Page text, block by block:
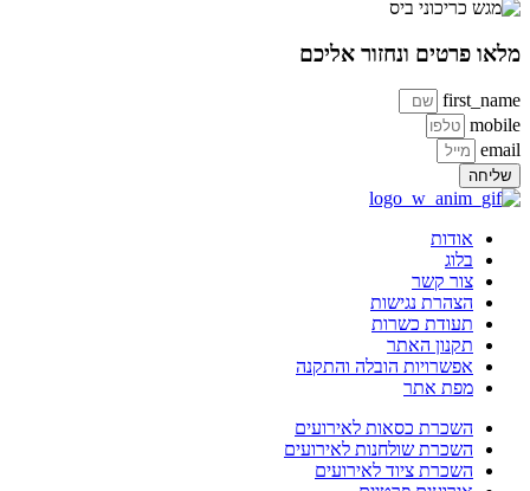
מלאו פרטים ונחזור אליכם
first_name
mobile
email
שליחה
אודות
בלוג
צור קשר
הצהרת נגישות
תעודת כשרות
תקנון האתר
אפשרויות הובלה והתקנה
מפת אתר
השכרת כסאות לאירועים
השכרת שולחנות לאירועים
השכרת ציוד לאירועים